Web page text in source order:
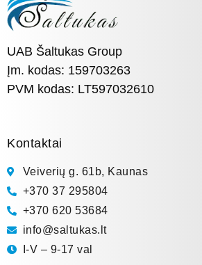
UAB Šaltukas Group
Įm. kodas: 159703263
PVM kodas: LT597032610
Kontaktai
Veiverių g. 61b, Kaunas
+370 37 295804
+370 620 53684
info@saltukas.lt
I-V – 9-17 val